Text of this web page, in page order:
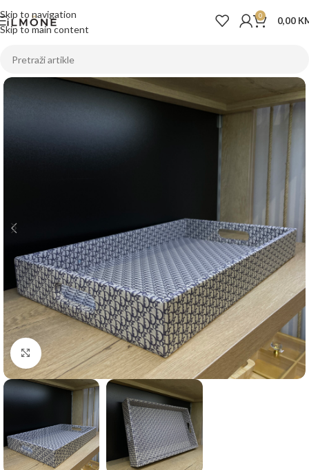
Skip to navigation
Skip to main content
0 0,00
Click to enlarge